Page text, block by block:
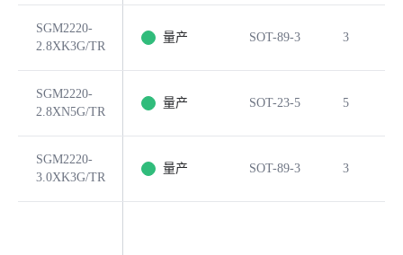
SGM2220-
2.8XK3G/TR
量产 SOT-89-3 3
SGM2220-
2.8XN5G/TR
量产 SOT-23-5 5
SGM2220-
3.0XK3G/TR
量产 SOT-89-3 3